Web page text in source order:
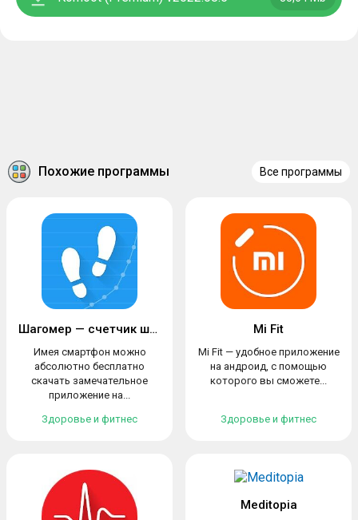
Похожие программы Все программы
Шагомер — счетчик шагов
Имея смартфон можно
абсолютно бесплатно
скачать замечательное
приложение на...
Здоровье и фитнес
Mi Fit
Mi Fit — удобное приложение
на андроид, с помощью
которого вы сможете...
Здоровье и фитнес
Meditopia